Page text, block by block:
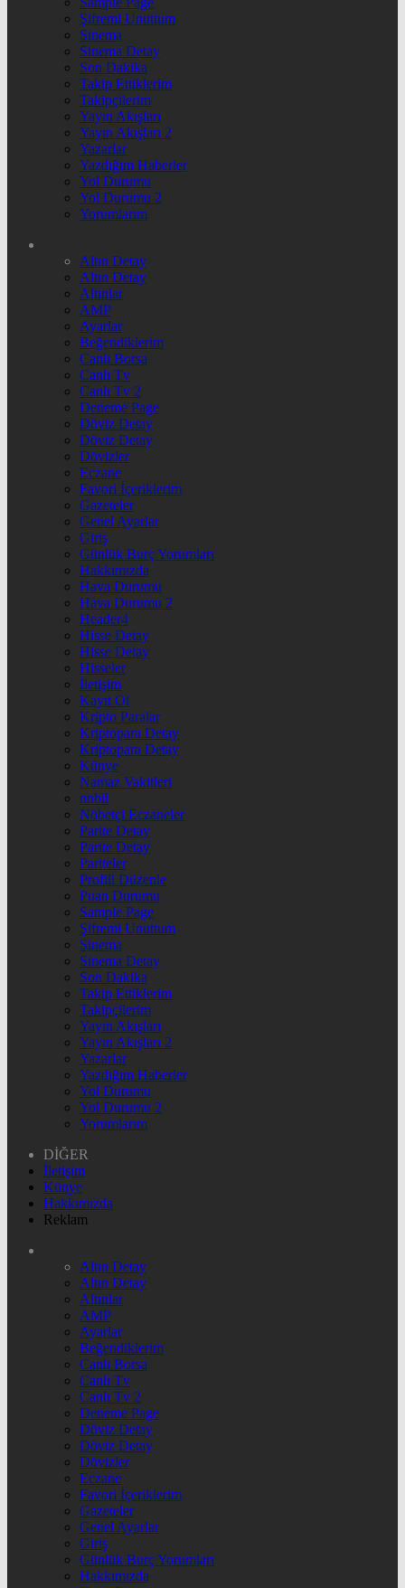
Şifremi Unuttum
Sinema
Sinema Detay
Son Dakika
Takip Ettiklerim
Takipçilerim
Yayın Akışları
Yayın Akışları 2
Yazarlar
Yazdığım Haberler
Yol Durumu
Yol Durumu 2
Yorumlarım
Altın Detay
Altın Detay
Altınlar
AMP
Ayarlar
Beğendiklerim
Canlı Borsa
Canlı Tv
Canlı Tv 2
Deneme Page
Döviz Detay
Döviz Detay
Dövizler
Eczane
Favori İçeriklerim
Gazeteler
Genel Ayarlar
Giriş
Günlük Burç Yorumları
Hakkımızda
Hava Durumu
Hava Durumu 2
Header4
Hisse Detay
Hisse Detay
Hisseler
İletişim
Kayıt Ol
Kripto Paralar
Kriptopara Detay
Kriptopara Detay
Künye
Namaz Vakitleri
nnbil
Nöbetçi Eczaneler
Parite Detay
Parite Detay
Pariteler
Profili Düzenle
Puan Durumu
Sample Page
Şifremi Unuttum
Sinema
Sinema Detay
Son Dakika
Takip Ettiklerim
Takipçilerim
Yayın Akışları
Yayın Akışları 2
Yazarlar
Yazdığım Haberler
Yol Durumu
Yol Durumu 2
Yorumlarım
DİĞER
İletişim
Künye
Hakkımızda
Reklam
Altın Detay
Altın Detay
Altınlar
AMP
Ayarlar
Beğendiklerim
Canlı Borsa
Canlı Tv
Canlı Tv 2
Deneme Page
Döviz Detay
Döviz Detay
Dövizler
Eczane
Favori İçeriklerim
Gazeteler
Genel Ayarlar
Giriş
Günlük Burç Yorumları
Hakkımızda